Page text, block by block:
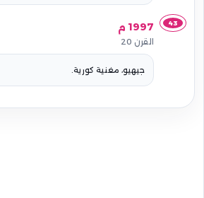
43 1997 م
القرن 20
جيهيو، مغنية كورية.